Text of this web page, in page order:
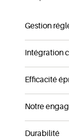
Gestion
Intégration
Efficacité
Notre
Durabilité